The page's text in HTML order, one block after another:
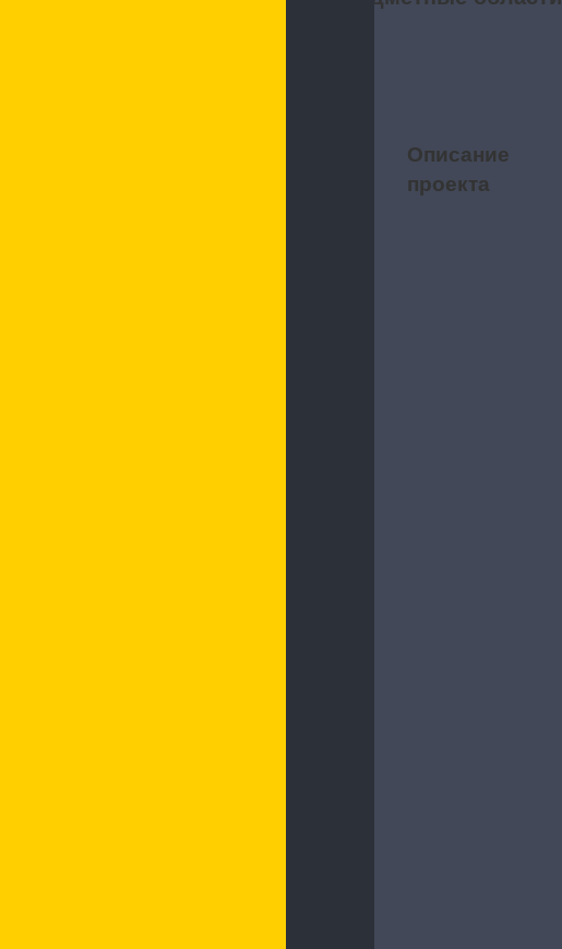
Описание
проекта